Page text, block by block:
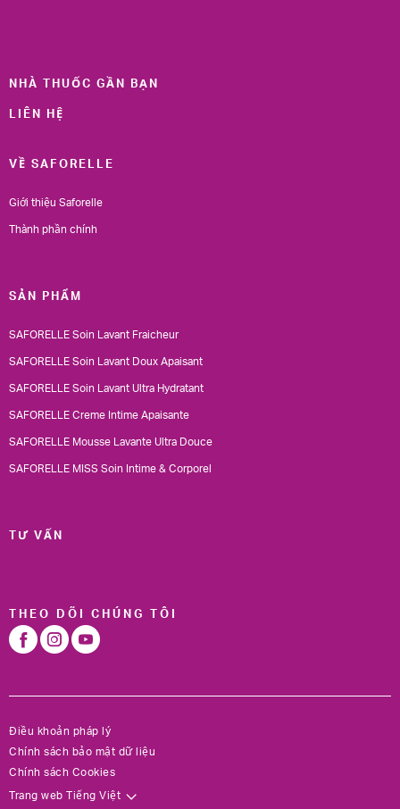
NHÀ THUỐC GẦN BẠN
LIÊN HỆ
VỀ SAFORELLE
Giới thiệu Saforelle
Thành phần chính
SẢN PHẨM
SAFORELLE Soin Lavant Fraicheur
SAFORELLE Soin Lavant Doux Apaisant
SAFORELLE Soin Lavant Ultra Hydratant
SAFORELLE Creme Intime Apaisante
SAFORELLE Mousse Lavante Ultra Douce
SAFORELLE MISS Soin Intime & Corporel
TƯ VẤN
THEO DÕI CHÚNG TÔI
Điều khoản pháp lý
Chính sách bảo mật dữ liệu
Chính sách Cookies
Trang web Tiếng Việt